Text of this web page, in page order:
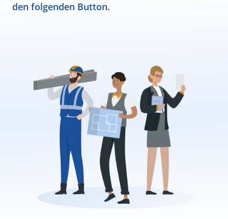
den folgenden Button.